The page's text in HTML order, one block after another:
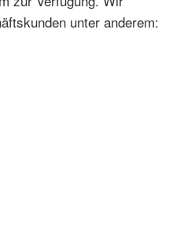
unter anderem: